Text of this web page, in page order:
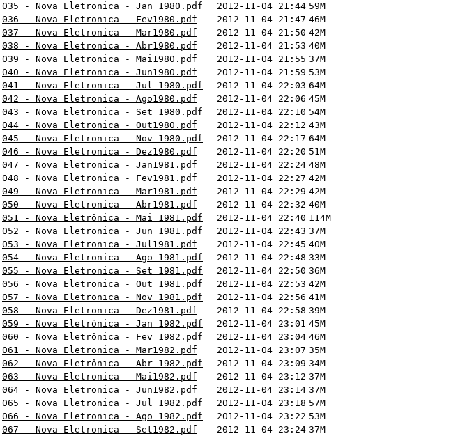
035 - Nova Eletronica - Jan 1980.pdf
2012-11-04 21:44 59M
036 - Nova Eletronica - Fev1980.pdf
2012-11-04 21:47 46M
037 - Nova Eletronica - Mar1980.pdf
2012-11-04 21:50 42M
038 - Nova Eletronica - Abr1980.pdf
2012-11-04 21:53 40M
039 - Nova Eletronica - Mai1980.pdf
2012-11-04 21:55 37M
040 - Nova Eletronica - Jun1980.pdf
2012-11-04 21:59 53M
041 - Nova Eletronica - Jul 1980.pdf
2012-11-04 22:03 64M
042 - Nova Eletronica - Ago1980.pdf
2012-11-04 22:06 45M
043 - Nova Eletronica - Set 1980.pdf
2012-11-04 22:10 54M
044 - Nova Eletronica - Out1980.pdf
2012-11-04 22:12 43M
045 - Nova Eletronica - Nov 1980.pdf
2012-11-04 22:17 64M
046 - Nova Eletronica - Dez1980.pdf
2012-11-04 22:20 51M
047 - Nova Eletronica - Jan1981.pdf
2012-11-04 22:24 48M
048 - Nova Eletronica - Fev1981.pdf
2012-11-04 22:27 42M
049 - Nova Eletronica - Mar1981.pdf
2012-11-04 22:29 42M
050 - Nova Eletronica - Abr1981.pdf
2012-11-04 22:32 40M
051 - Nova Eletrônica - Mai 1981.pdf
2012-11-04 22:40 114M
052 - Nova Eletronica - Jun 1981.pdf
2012-11-04 22:43 37M
053 - Nova Eletronica - Jul1981.pdf
2012-11-04 22:45 40M
054 - Nova Eletronica - Ago 1981.pdf
2012-11-04 22:48 33M
055 - Nova Eletronica - Set 1981.pdf
2012-11-04 22:50 36M
056 - Nova Eletronica - Out 1981.pdf
2012-11-04 22:53 42M
057 - Nova Eletronica - Nov 1981.pdf
2012-11-04 22:56 41M
058 - Nova Eletronica - Dez1981.pdf
2012-11-04 22:58 39M
059 - Nova Eletrônica - Jan 1982.pdf
2012-11-04 23:01 45M
060 - Nova Eletrônica - Fev 1982.pdf
2012-11-04 23:04 46M
061 - Nova Eletronica - Mar1982.pdf
2012-11-04 23:07 35M
062 - Nova Eletrônica - Abr 1982.pdf
2012-11-04 23:09 34M
063 - Nova Eletronica - Mai1982.pdf
2012-11-04 23:12 37M
064 - Nova Eletronica - Jun1982.pdf
2012-11-04 23:14 37M
065 - Nova Eletronica - Jul 1982.pdf
2012-11-04 23:18 57M
066 - Nova Eletronica - Ago 1982.pdf
2012-11-04 23:22 53M
067 - Nova Eletronica - Set1982.pdf
2012-11-04 23:24 37M